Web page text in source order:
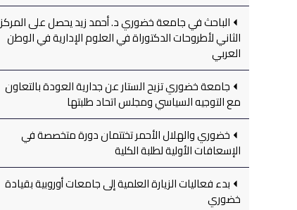
الباحث في جامعة خضوري د. أحمد زيد يحصل على المركز
الثاني لأطروحات الدكتوراة في العلوم الإدارية في الوطن
العربي
جامعة خضوري تزيح الستار عن جدارية العودة بالتعاون
مع التوجيه السياسي ومجلس اتحاد طلبتها
خضوري والهلال الأحمر تختتمان دورة متخصصة في
الإسعافات الأولية لطلبة الكلية
بدء فعاليات الزيارة العلمية إلى جامعات أوروبية بقيادة
خضوري